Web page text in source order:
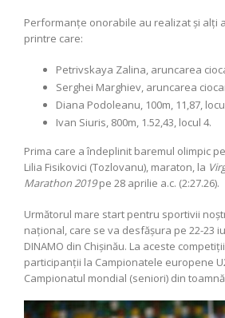
Performanţe onorabile au realizat şi alţi
printre care:
Petrivskaya Zalina, aruncarea
Serghei Marghiev, aruncarea
Diana Podoleanu, 100m, 11,87,
Ivan Siuris, 800m, 1.52,43, locul 4.
Prima care a îndeplinit baremul olimpic
Lilia Fisikovici (Tozlovanu), maraton, la
Marathon 2019pe 28 aprilie a.c. (2:27.26).
Următorul mare start pentru sportivii
naţional, care se va desfăşura pe 22-23
DINAMO din Chişinău. La aceste
participanţii la Campionatele europene
Campionatul mondial (seniori) din